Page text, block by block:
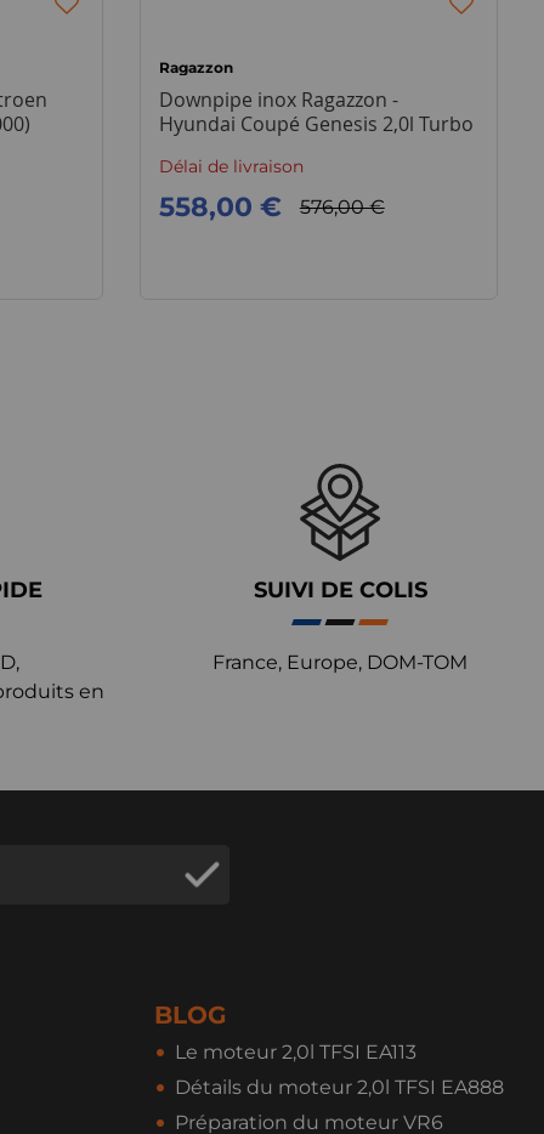
Ragazzon
Downpipe inox Ragazzon -
Hyundai Coupé Genesis 2,0l Turbo
Délai de livraison
576,00 €
558,00 €
en
SUIVI DE COLIS
France, Europe, DOM-TOM
BLOG
Le moteur 2,0l TFSI EA113
Détails du moteur 2,0l TFSI EA888
Préparation du moteur VR6